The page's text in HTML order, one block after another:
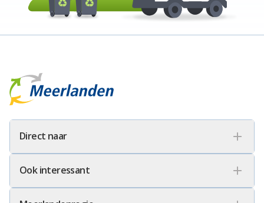
Meerlanden Logo
Direct naar
Ook interessant